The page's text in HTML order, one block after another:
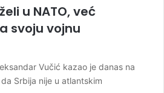
u NATO, već
svoju vojnu
Vučić kazao je danas na
Srbija nije u atlantskim